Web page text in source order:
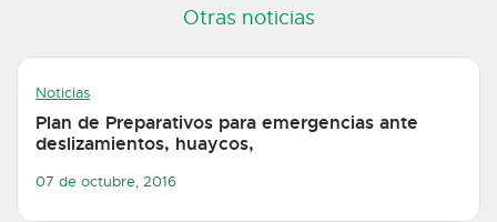
Otras noticias
Noticias
Plan de Preparativos para emergencias ante
deslizamientos, huaycos,
07 de octubre, 2016